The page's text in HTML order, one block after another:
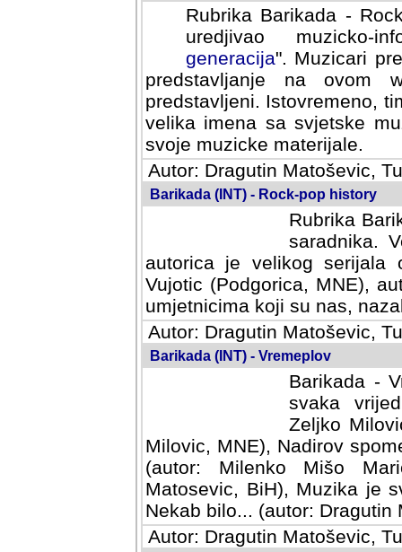
Rubrika Barikada -
uredjivao muzicko-
Muzicari predstavljeni u
na ovom web portalu
Istovremeno, tim nacinom
sa svjetske muzicke scene
materijale.
Autor: Dragutin Matoševic,
Barikada (INT) - Rock-pop history
Rubrika
saradnika.
autorica je velikog serijala
Vujotic (Podgorica, MNE),
umjetnicima koji su nas,
Autor: Dragutin Matoševic,
Barikada (INT) - Vremeplov
Barikada -
svaka
Milovic,
MNE), Nadirov spomenar
Milenko Mišo Maric, UK),
Muzika je svirala (autor:
(autor: Dragutin Matosevic,
Autor: Dragutin Matoševic,